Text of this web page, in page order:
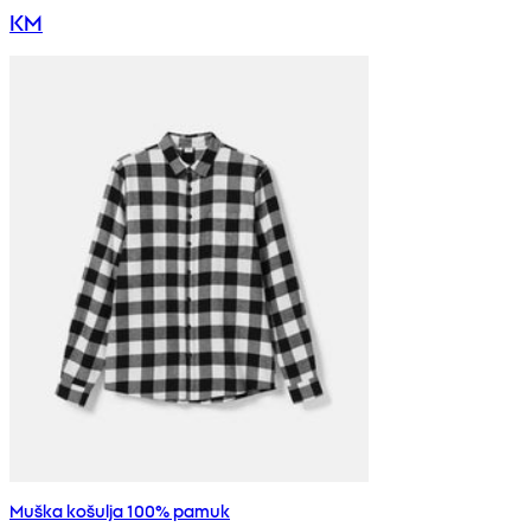
KM
Muška košulja 100% pamuk